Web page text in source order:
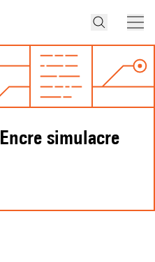
simulacre